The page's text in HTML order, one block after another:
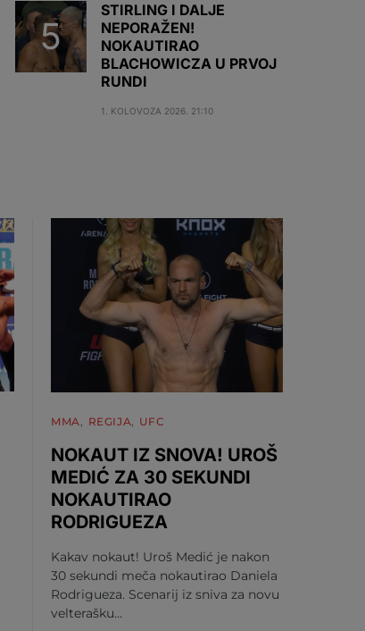
STIRLING I DALJE
NEPORAŽEN!
NOKAUTIRAO
BLACHOWICZA U PRVOJ
RUNDI
1. KOLOVOZA 2026. 21:10
MMA REGIJA UFC
NOKAUT IZ SNOVA! UROŠ
MEDIĆ ZA 30 SEKUNDI
NOKAUTIRAO
RODRIGUEZA
Kakav nokaut! Uroš Medić je nakon
30 sekundi meča nokautirao Daniela
Rodrigueza. Scenarij iz sniva za novu
velterašku…